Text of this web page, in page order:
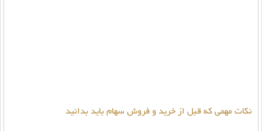
نکات مهمی که قبل از خرید و فروش سهام باید بدانید